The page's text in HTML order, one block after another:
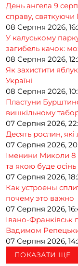
День ангела 9
справу,
08 Серпня 2026,
У калуському
загибель качок:
08 Серпня 2026,
Як захистити
Україні
08 Серпня 2026,
Пластуни
вишкільному
07 Серпня 2026,
Десять рослин,
07 Серпня 2026,
Іменини Миколи 8
та якою буде
07 Серпня 2026,
Как устроены
почему это важно
07 Серпня 2026,
Івано-
Вадимом
07 Серпня 2026,
ПОКАЗАТИ ЩЕ